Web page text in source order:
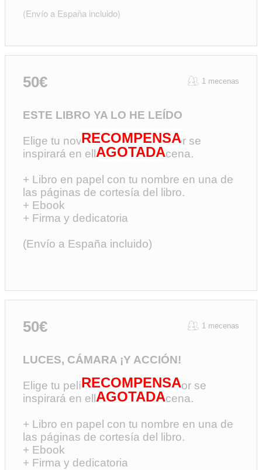
(Envío a España incluido)
50€ 1 mecenas
ESTE LIBRO YA LO HE LEÍDO
Elige tu novela favorita y el autor se
inspirará en ella para una escena.
+ Libro en papel con tu nombre en una de
las páginas de cortesía del libro.
+ Ebook
+ Firma y dedicatoria
(Envío a España incluido)
RECOMPENSA
AGOTADA
50€ 1 mecenas
LUCES, CÁMARA ¡Y ACCIÓN!
Elige tu película favorita y el autor se
inspirará en ella para una escena.
+ Libro en papel con tu nombre en una de
las páginas de cortesía del libro.
+ Ebook
+ Firma y dedicatoria
RECOMPENSA
AGOTADA